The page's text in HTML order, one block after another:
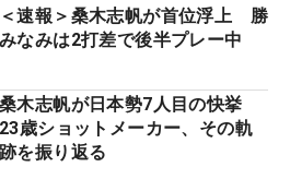
＜速報＞桑木志帆が首位浮上 勝
みなみは2打差で後半プレー中
桑木志帆が日本勢7人目の快挙
23歳ショットメーカー、その軌
跡を振り返る